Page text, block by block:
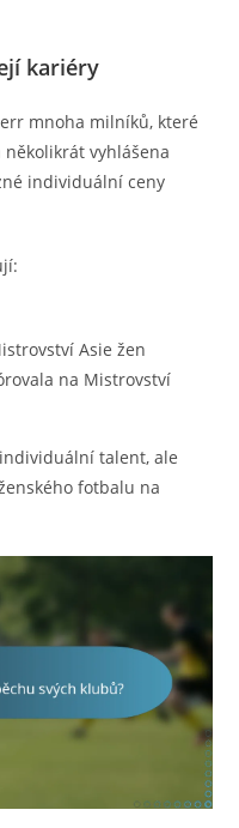
kariéry
mnoha milníků, které
vyhlášena
individuální ceny
Asie žen
na Mistrovství
talent, ale
fotbalu na